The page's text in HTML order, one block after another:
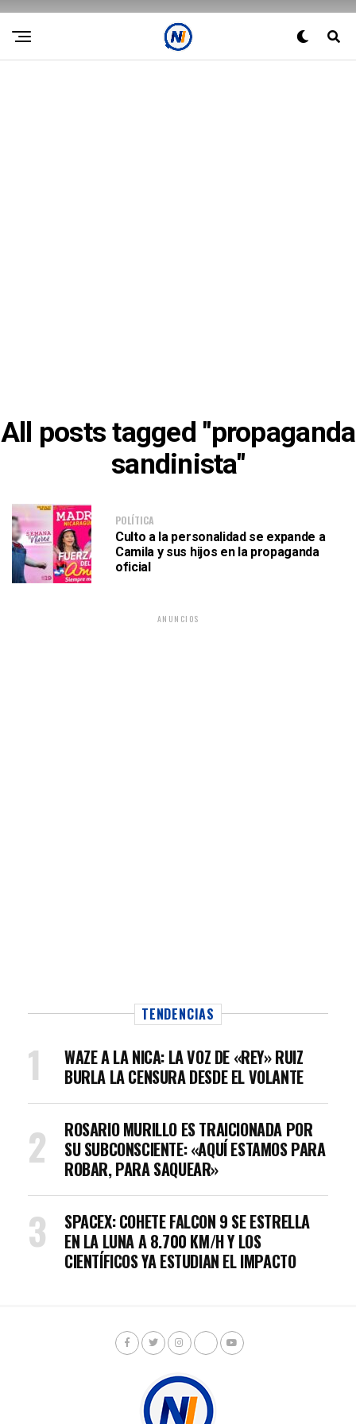
All posts tagged "propaganda
sandinista"
POLÍTICA
Culto a la personalidad se expande a
Camila y sus hijos en la propaganda
oficial
ANUNCIOS
TENDENCIAS
WAZE A LA NICA: LA VOZ DE «REY» RUIZ
BURLA LA CENSURA DESDE EL VOLANTE
ROSARIO MURILLO ES TRAICIONADA POR
SU SUBCONSCIENTE: «AQUÍ ESTAMOS PARA
ROBAR, PARA SAQUEAR»
SPACEX: COHETE FALCON 9 SE ESTRELLA
EN LA LUNA A 8.700 KM/H Y LOS
CIENTÍFICOS YA ESTUDIAN EL IMPACTO